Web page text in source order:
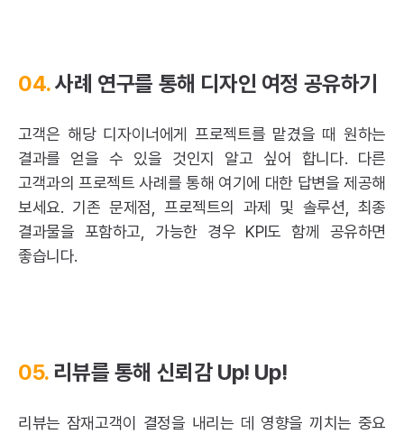
04.사례 연구를 통해 디자인 여정 공유하기
고객은 해당 디자이너에게 프로젝트를 맡겼을 때 원하는
결과를 얻을 수 있을 것인지 알고 싶어 합니다. 다른
고객과의 프로젝트 사례를 통해 여기에 대한 답변을 제공해
보세요. 기존 문제점, 프로젝트의 과제 및 솔루션, 최종
결과물을 포함하고, 가능한 경우 KPI도 함께 공유하면
좋습니다.
05.리뷰를 통해 신뢰감 Up! Up!
리뷰는 잠재고객이 결정을 내리는 데 영향을 끼치는 중요